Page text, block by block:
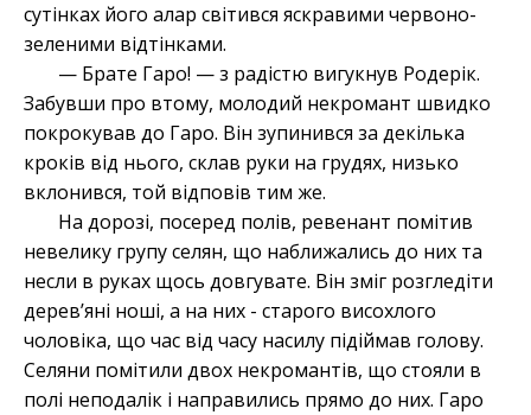
сутінках його алар світився яскравими червоно-
зеленими відтінками.
— Брате Гаро! — з радістю вигукнув Родерік.
Забувши про втому, молодий некромант швидко
покрокував до Гаро. Він зупинився за декілька
кроків від нього, склав руки на грудях, низько
вклонився, той відповів тим же.
На дорозі, посеред полів, ревенант помітив
невелику групу селян, що наближались до них та
несли в руках щось довгувате. Він зміг розгледіти
дерев’яні ноші, а на них - старого висохлого
чоловіка, що час від часу насилу підіймав голову.
Селяни помітили двох некромантів, що стояли в
полі неподалік і направились прямо до них. Гаро